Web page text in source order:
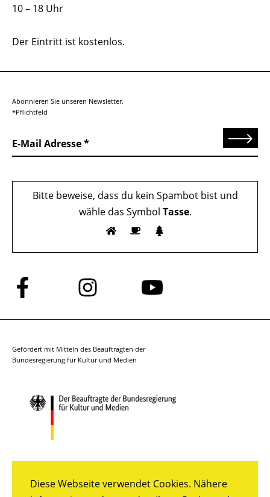
Diese Webseite verwendet Cookies. Nähere
10 – 18 Uhr
Der Eintritt ist kostenlos.
Abonnieren Sie unseren Newsletter.
*Pflichtfeld
E-Mail Adresse Senden
Bitte beweise, dass du kein Spambot bist und
wähle das Symbol Tasse.
Folge
uns
auf
Folge
uns
auf
Folge
auf
Gefördert mit Mitteln des Beauftragten der
Bundesregierung für Kultur und Medien